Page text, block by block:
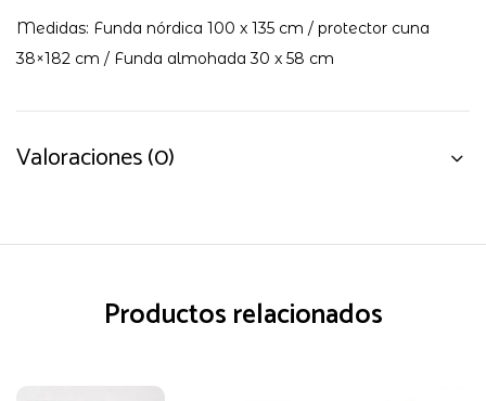
Medidas: Funda nórdica 100 x 135 cm / protector cuna
38×182 cm / Funda almohada 30 x 58 cm
Valoraciones (0)
Productos relacionados